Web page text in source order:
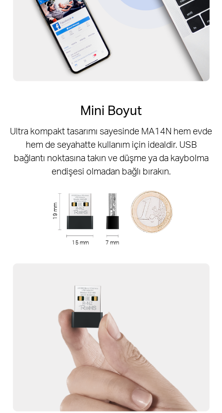
Mini Boyut
Ultra kompakt tasarımı sayesinde MA14N hem evde
hem de seyahatte kullanım için idealdir. USB
bağlantı noktasına takın ve düşme ya da kaybolma
endişesi olmadan bağlı bırakın.
19 mm
15 mm 7 mm